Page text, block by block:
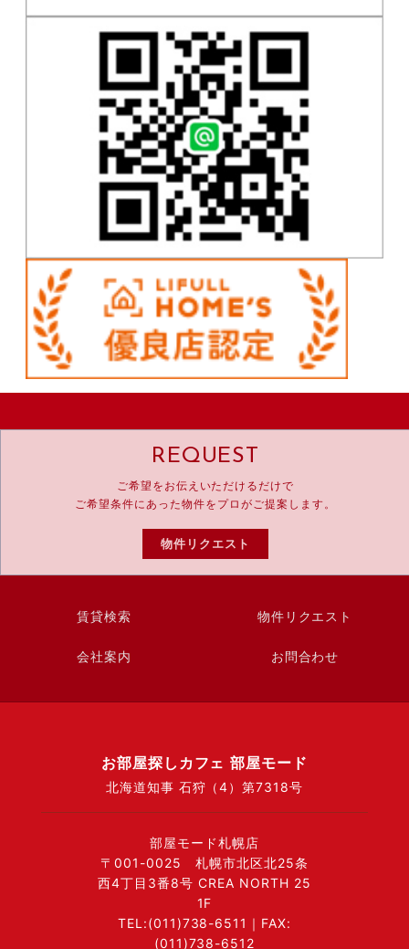
REQUEST
ご希望をお伝えいただけるだけで
ご希望条件にあった物件をプロがご提案します。
物件リクエスト
賃貸検索 物件リクエスト
会社案内 お問合わせ
お部屋探しカフェ 部屋モード
北海道知事 石狩（4）第7318号
部屋モード札幌店
〒001-0025 札幌市北区北25条
西4丁目3番8号 CREA NORTH 25
1F
TEL:(011)738-6511｜FAX:
(011)738-6512